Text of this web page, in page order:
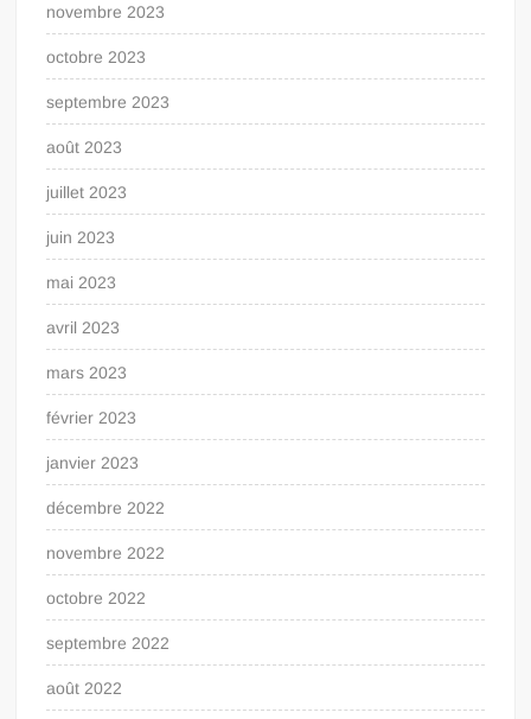
novembre 2023
octobre 2023
septembre 2023
août 2023
juillet 2023
juin 2023
mai 2023
avril 2023
mars 2023
février 2023
janvier 2023
décembre 2022
novembre 2022
octobre 2022
septembre 2022
août 2022